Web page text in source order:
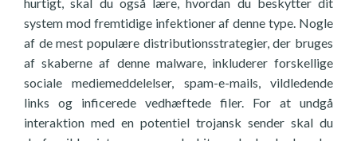
system mod fremtidige infektioner af denne type. Nogle
af de mest populære distributionsstrategier, der bruges
af skaberne af denne malware, inkluderer forskellige
sociale mediemeddelelser, spam-e-mails, vildledende
links og inficerede vedhæftede filer. For at undgå
interaktion med en potentiel trojansk sender skal du